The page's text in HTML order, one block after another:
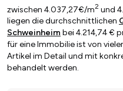
zwischen 4.037,27€/m2 und
liegen die durchschnittlichen
Schweinheim bei 4.214,74 €
für eine Immobilie ist von
Artikel im Detail und mit
behandelt werden.